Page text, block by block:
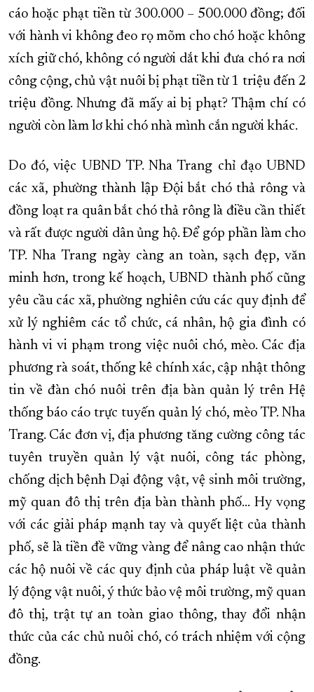
cáo hoặc phạt tiền từ 300.000 – 500.000 đồng; đối
với hành vi không đeo rọ mõm cho chó hoặc không
xích giữ chó, không có người dắt khi đưa chó ra nơi
công cộng, chủ vật nuôi bị phạt tiền từ 1 triệu đến 2
triệu đồng. Nhưng đã mấy ai bị phạt? Thậm chí có
người còn làm lơ khi chó nhà mình cắn người khác.
Do đó, việc UBND TP. Nha Trang chỉ đạo UBND
các xã, phường thành lập Đội bắt chó thả rông và
đồng loạt ra quân bắt chó thả rông là điều cần thiết
và rất được người dân ủng hộ. Để góp phần làm cho
TP. Nha Trang ngày càng an toàn, sạch đẹp, văn
minh hơn, trong kế hoạch, UBND thành phố cũng
yêu cầu các xã, phường nghiên cứu các quy định để
xử lý nghiêm các tổ chức, cá nhân, hộ gia đình có
hành vi vi phạm trong việc nuôi chó, mèo. Các địa
phương rà soát, thống kê chính xác, cập nhật thông
tin về đàn chó nuôi trên địa bàn quản lý trên Hệ
thống báo cáo trực tuyến quản lý chó, mèo TP. Nha
Trang. Các đơn vị, địa phương tăng cường công tác
tuyên truyền quản lý vật nuôi, công tác phòng,
chống dịch bệnh Dại động vật, vệ sinh môi trường,
mỹ quan đô thị trên địa bàn thành phố... Hy vọng
với các giải pháp mạnh tay và quyết liệt của thành
phố, sẽ là tiền đề vững vàng để nâng cao nhận thức
các hộ nuôi về các quy định của pháp luật về quản
lý động vật nuôi, ý thức bảo vệ môi trường, mỹ quan
đô thị, trật tự an toàn giao thông, thay đổi nhận
thức của các chủ nuôi chó, có trách nhiệm với cộng
đồng.